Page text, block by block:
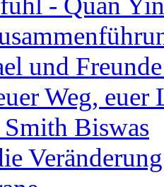
und
Weg, euer
Biswas